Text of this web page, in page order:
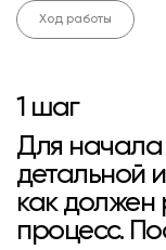
Ход работы
1 шаг
Для
детальной
как должен
процесс.